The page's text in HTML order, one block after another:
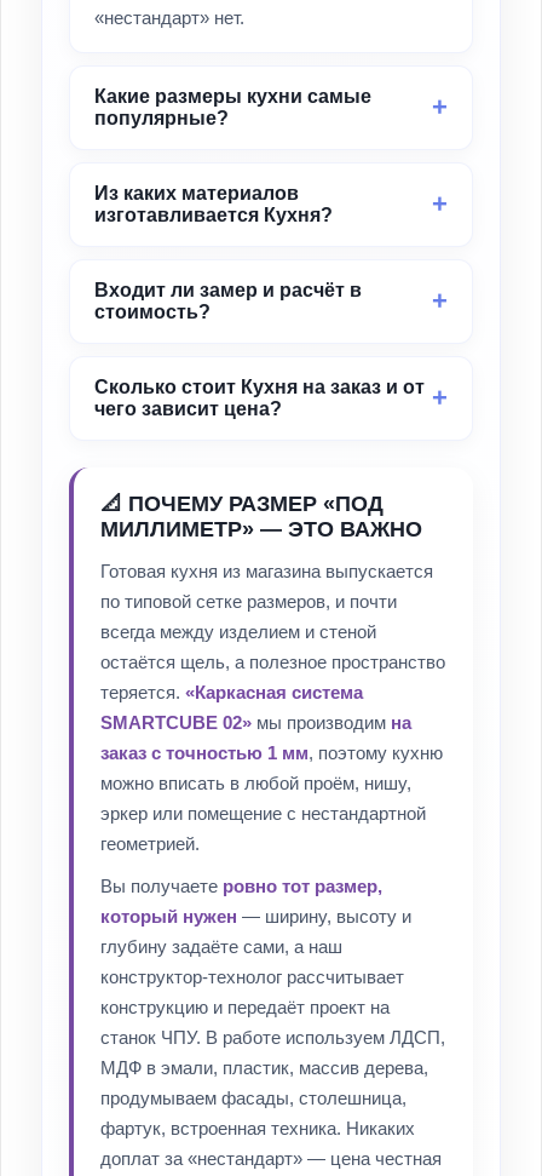
«нестандарт» нет.
Какие размеры кухни самые
популярные?
Из каких материалов
изготавливается Кухня?
Входит ли замер и расчёт в
стоимость?
Сколько стоит Кухня на заказ и от
чего зависит цена?
📐 ПОЧЕМУ РАЗМЕР «ПОД
МИЛЛИМЕТР» — ЭТО ВАЖНО
Готовая кухня из магазина выпускается
по типовой сетке размеров, и почти
всегда между изделием и стеной
остаётся щель, а полезное пространство
теряется. «Каркасная система
SMARTCUBE 02» мы производим на
заказ с точностью 1 мм, поэтому кухню
можно вписать в любой проём, нишу,
эркер или помещение с нестандартной
геометрией.
Вы получаете ровно тот размер,
который нужен — ширину, высоту и
глубину задаёте сами, а наш
конструктор-технолог рассчитывает
конструкцию и передаёт проект на
станок ЧПУ. В работе используем ЛДСП,
МДФ в эмали, пластик, массив дерева,
продумываем фасады, столешница,
фартук, встроенная техника. Никаких
доплат за «нестандарт» — цена честная